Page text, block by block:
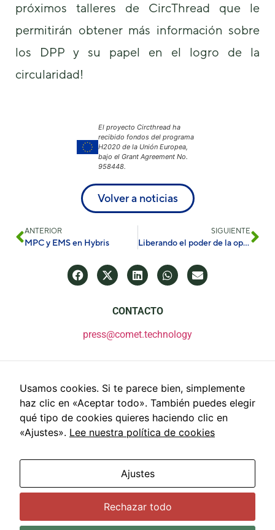
próximos talleres de CircThread que le
permitirán obtener más información sobre
los DPP y su papel en el logro de la
circularidad!
El proyecto Circthread ha
recibido fondos del programa
H2020 de la Unión Europea,
bajo el Grant Agreement No.
958448.
Volver a noticias
ANTERIOR
MPC y EMS en Hybris
SIGUIENTE
Liberando el poder de la optimización exergoeconómica en calefacción y refrigeración urbanas
CONTACTO
press@comet.technology
© 2022 Comet Global Innovation. Todos los derechos
reservados
Aviso legal Política de privacidad Política de cookies
Usamos cookies. Si te parece bien, simplemente
haz clic en «Aceptar todo». También puedes elegir
qué tipo de cookies quieres haciendo clic en
«Ajustes». Lee nuestra política de cookies
Ajustes
Rechazar todo